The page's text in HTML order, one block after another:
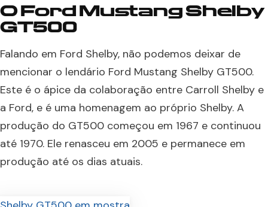
O Ford Mustang Shelby
GT500
Falando em Ford Shelby, não podemos deixar de
mencionar o lendário Ford Mustang Shelby GT500.
Este é o ápice da colaboração entre Carroll Shelby e
a Ford, e é uma homenagem ao próprio Shelby. A
produção do GT500 começou em 1967 e continuou
até 1970. Ele renasceu em 2005 e permanece em
produção até os dias atuais.